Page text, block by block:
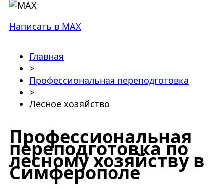
Написать в MAX
Главная
>
Профессиональная переподготовка
>
Лесное хозяйство
Профессиональная
переподготовка по
лесному хозяйству в
Симферополе